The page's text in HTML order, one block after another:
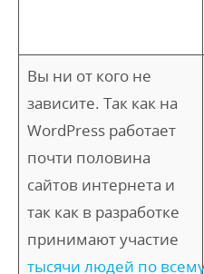
Вы ни от кого не
зависите. Так как на
WordPress работает
почти половина
сайтов интернета и
так как в разработке
принимают участие
тысячи людей по